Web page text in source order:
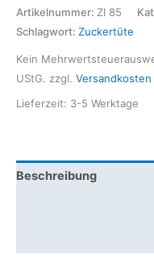
Artikelnummer: ZI 85
Schlagwort: Zuckertüte
Kein
UStG. zzgl. Versandkosten
Lieferzeit: 3-5 Werktage
Beschreibung